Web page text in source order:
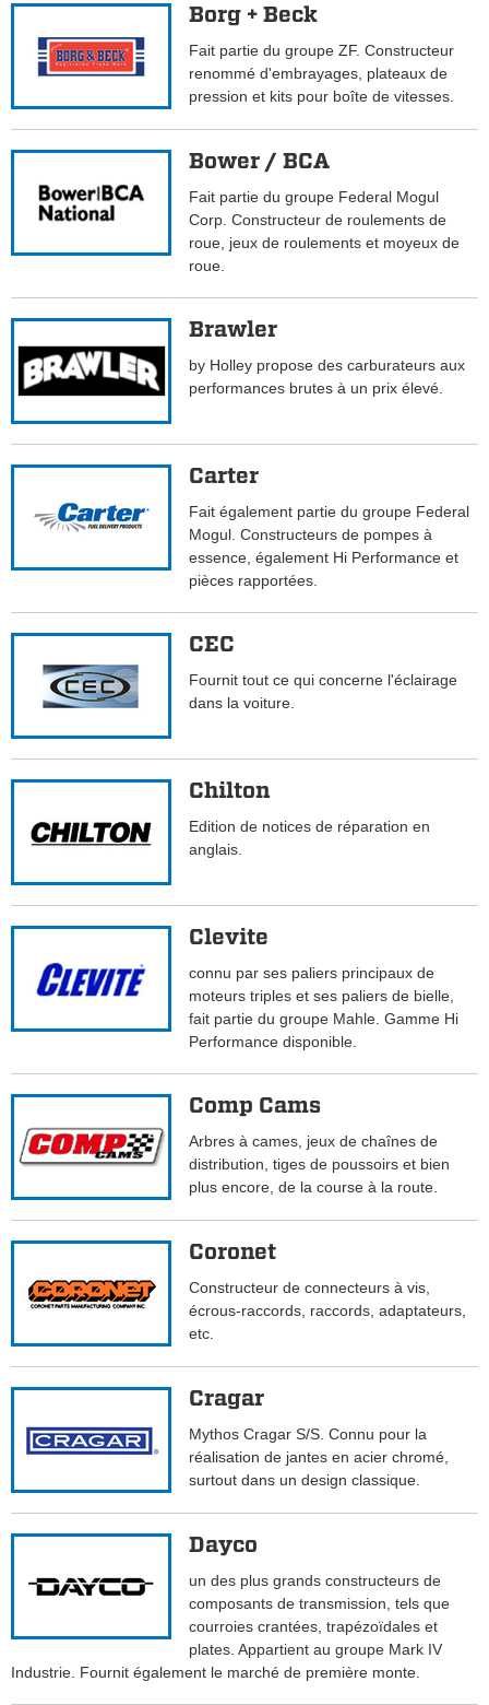
Borg + Beck
Fait partie du groupe ZF. Constructeur
renommé d'embrayages, plateaux de
pression et kits pour boîte de vitesses.
Bower / BCA
Fait partie du groupe Federal Mogul
Corp. Constructeur de roulements de
roue, jeux de roulements et moyeux de
roue.
Brawler
by Holley propose des carburateurs aux
performances brutes à un prix élevé.
Carter
Fait également partie du groupe Federal
Mogul. Constructeurs de pompes à
essence, également Hi Performance et
pièces rapportées.
CEC
Fournit tout ce qui concerne l'éclairage
dans la voiture.
Chilton
Edition de notices de réparation en
anglais.
Clevite
connu par ses paliers principaux de
moteurs triples et ses paliers de bielle,
fait partie du groupe Mahle. Gamme Hi
Performance disponible.
Comp Cams
Arbres à cames, jeux de chaînes de
distribution, tiges de poussoirs et bien
plus encore, de la course à la route.
Coronet
Constructeur de connecteurs à vis,
écrous-raccords, raccords, adaptateurs,
etc.
Cragar
Mythos Cragar S/S. Connu pour la
réalisation de jantes en acier chromé,
surtout dans un design classique.
Dayco
un des plus grands constructeurs de
composants de transmission, tels que
courroies crantées, trapézoïdales et
plates. Appartient au groupe Mark IV
Industrie. Fournit également le marché de première monte.